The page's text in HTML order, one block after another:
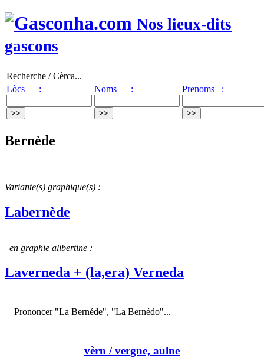
Nos lieux-dits
gascons
Recherche / Cèrca...
Lòcs :
Noms : Prenoms :
Bernède
Variante(s) graphique(s) :
Labernède
en graphie alibertine :
Laverneda + (la,era) Verneda
Prononcer "La Bernéde", "La Bernédo"...
vèrn / vergne, aulne